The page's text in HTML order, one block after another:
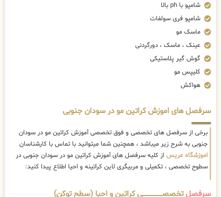
شامپو با ph بالا
شامپو فری سولفات
ماسک مو
عینک ، ماسک ، دورگردنی
گوش گیر پلاستیکی
کلیپس مو
هواکش
سرفصل های اموزش کراتین مو در سودان جنوبی
برخی از سرفصل های تخصصی و فوق تخصصی آموزش کراتین مو در سودان
جنوبی به شرح زیر میباشد ، همچنین شما میتوانید با تماس با کارشناسان
اموزشگاه عریس از کلیه سرفصل های آموزش کراتین مو در سودان جنوبی در
سطوح تخصصی ، تکمیلی و مربیگری لاین کراتینه و احیا اطلاع پیدا کنید:
سرفصلتخصصــــــــــــــــــــی کراتین و احیا (سطح توکن)